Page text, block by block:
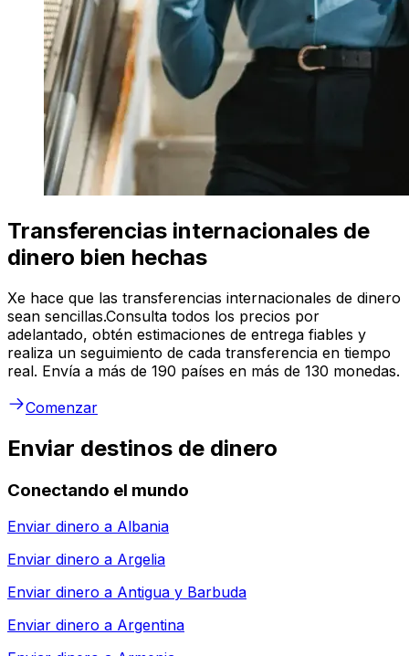
Transferencias internacionales de
dinero bien hechas
Xe hace que las transferencias internacionales de dinero
sean sencillas.Consulta todos los precios por
adelantado, obtén estimaciones de entrega fiables y
realiza un seguimiento de cada transferencia en tiempo
real. Envía a más de 190 países en más de 130 monedas.
Comenzar
Enviar destinos de dinero
Conectando el mundo
Enviar dinero a Albania
Enviar dinero a Argelia
Enviar dinero a Antigua y Barbuda
Enviar dinero a Argentina